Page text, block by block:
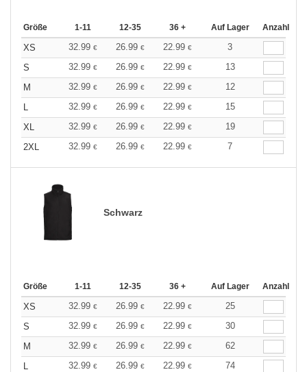
Größe 1-11 12-35 36 + Auf Lager Anzahl
XS 32.99 € 26.99 € 22.99 €
3
S
32.99 € 26.99 € 22.99 €
13
M
32.99 € 26.99 € 22.99 €
12
L
32.99 € 26.99 € 22.99 €
15
XL
32.99 € 26.99 € 22.99 €
19
2XL
32.99 € 26.99 € 22.99 € 7
Schwarz
Größe 1-11 12-35 36 + Auf Lager Anzahl
XS 32.99 € 26.99 € 22.99 €
25
S
32.99 € 26.99 € 22.99 €
30
M
32.99 € 26.99 € 22.99 €
62
L
32.99 € 26.99 € 22.99 €
74